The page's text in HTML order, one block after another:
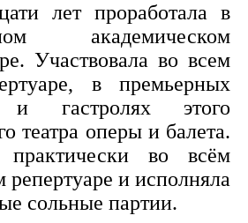
лет проработала в
академическом
Участвовала во всем
в премьерных
и гастролях этого
театра оперы и балета.
во всём
репертуаре и исполняла
сольные партии.